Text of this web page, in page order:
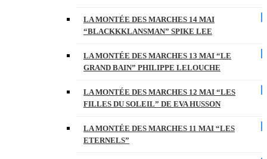
LA MONTÉE DES MARCHES 14 MAI
“BLACKKKLANSMAN” SPIKE LEE
LA MONTÉE DES MARCHES 13 MAI “LE
GRAND BAIN” PHILIPPE LELOUCHE
LA MONTÉE DES MARCHES 12 MAI “LES
FILLES DU SOLEIL” DE EVA HUSSON
LA MONTÉE DES MARCHES 11 MAI “LES
ETERNELS”